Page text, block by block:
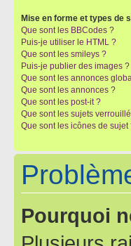
Mise en forme et types de
Que sont les BBCodes ?
Puis-je utiliser le HTML ?
Que sont les smileys ?
Puis-je publier des images ?
Que sont les annonces
Que sont les annonces ?
Que sont les post-it ?
Que sont les sujets
Que sont les icônes de sujet
Pourquoi